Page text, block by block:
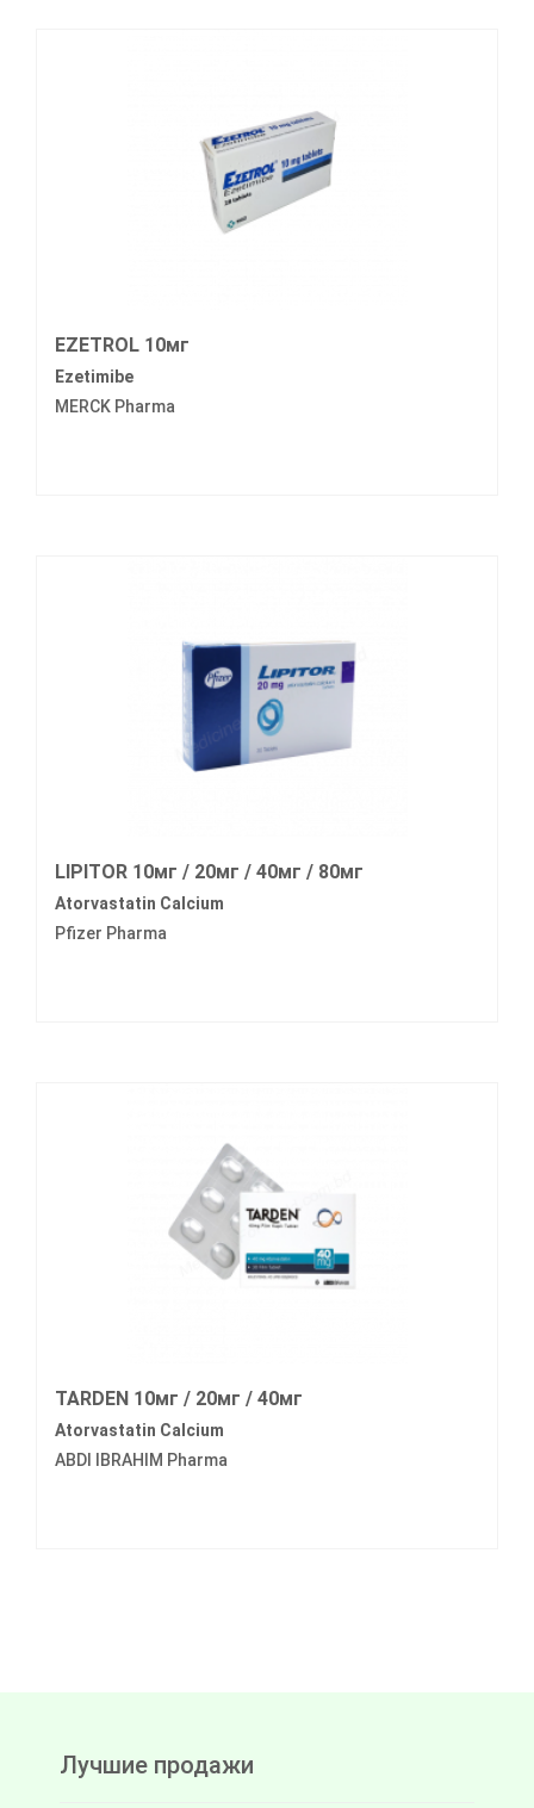
EZETROL 10мг
Ezetimibe
MERCK Pharma
LIPITOR 10мг / 20мг / 40мг / 80мг
Atorvastatin Calcium
Pfizer Pharma
TARDEN 10мг / 20мг / 40мг
Atorvastatin Calcium
ABDI IBRAHIM Pharma
Лучшие продажи